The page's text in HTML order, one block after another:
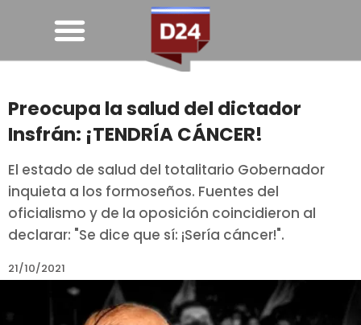
Preocupa la salud del dictador
Insfrán: ¡TENDRÍA CÁNCER!
El estado de salud del totalitario Gobernador
inquieta a los formoseños. Fuentes del
oficialismo y de la oposición coincidieron al
declarar: "Se dice que sí: ¡Sería cáncer!".
21/10/2021